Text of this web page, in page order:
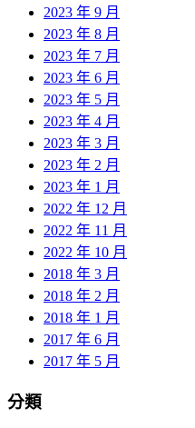
2023 年 9 月
2023 年 8 月
2023 年 7 月
2023 年 6 月
2023 年 5 月
2023 年 4 月
2023 年 3 月
2023 年 2 月
2023 年 1 月
2022 年 12 月
2022 年 11 月
2022 年 10 月
2018 年 3 月
2018 年 2 月
2018 年 1 月
2017 年 6 月
2017 年 5 月
分類